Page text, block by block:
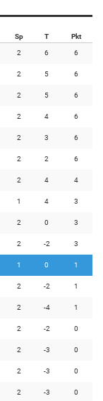
Sp T Pkt
2 6 6
2 5 6
2 5 6
2 4 6
2 3 6
2 2 6
2 4 4
1 4 3
2 0 3
2 -2 3
1 0 1
2 -2 1
2 -4 1
2 -2 0
2 -3 0
2 -3 0
2 -3 0